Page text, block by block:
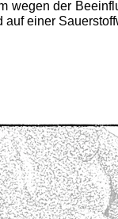
wegen der
auf einer